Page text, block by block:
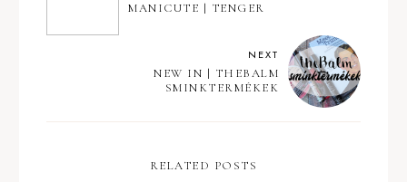
MANICUTE | TENGER
NEXT
NEW IN | THEBALM
SMINKTERMÉKEK
RELATED POSTS